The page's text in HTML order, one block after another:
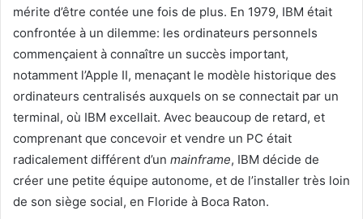
mérite d’être contée une fois de plus. En 1979, IBM était
confrontée à un dilemme: les ordinateurs personnels
commençaient à connaître un succès important,
notamment l’Apple II, menaçant le modèle historique des
ordinateurs centralisés auxquels on se connectait par un
terminal, où IBM excellait. Avec beaucoup de retard, et
comprenant que concevoir et vendre un PC était
radicalement différent d’un mainframe, IBM décide de
créer une petite équipe autonome, et de l’installer très loin
de son siège social, en Floride à Boca Raton.